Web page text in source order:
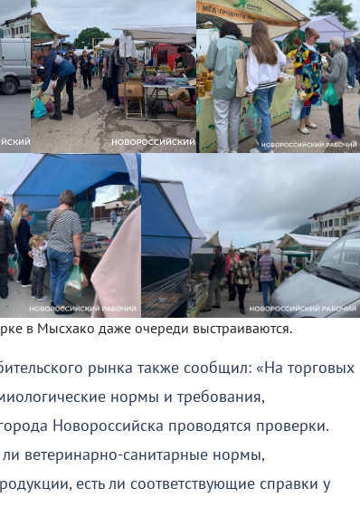
в Мысхако даже очереди выстраиваются.
рынка также сообщил: «На торговых
нормы и требования,
Новороссийска проводятся проверки.
ветеринарно-санитарные нормы,
есть ли соответствующие справки у